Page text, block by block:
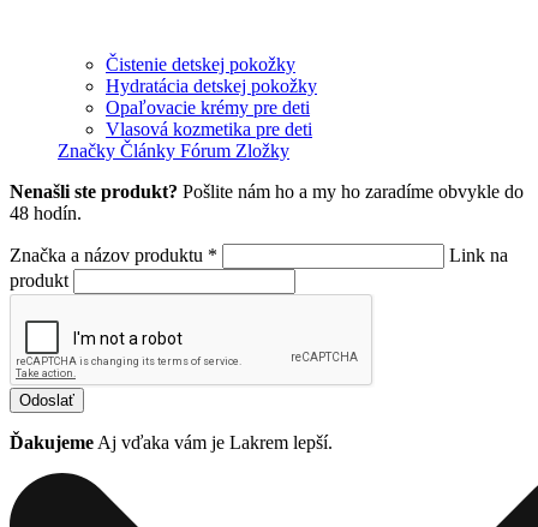
Čistenie detskej pokožky
Hydratácia detskej pokožky
Opaľovacie krémy pre deti
Vlasová kozmetika pre deti
Značky Články Fórum Zložky
Nenašli ste produkt? Pošlite nám ho a my ho zaradíme obvykle do
48 hodín.
Značka a názov produktu *
Link na
produkt
Odoslať
Ďakujeme Aj vďaka vám je Lakrem lepší.